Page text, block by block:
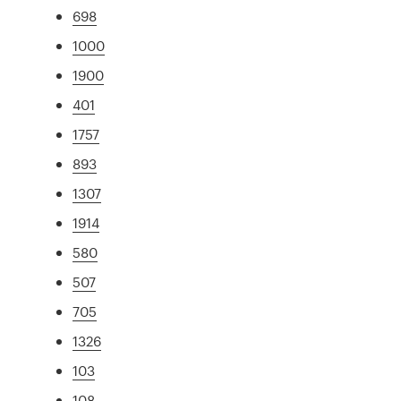
698
1000
1900
401
1757
893
1307
1914
580
507
705
1326
103